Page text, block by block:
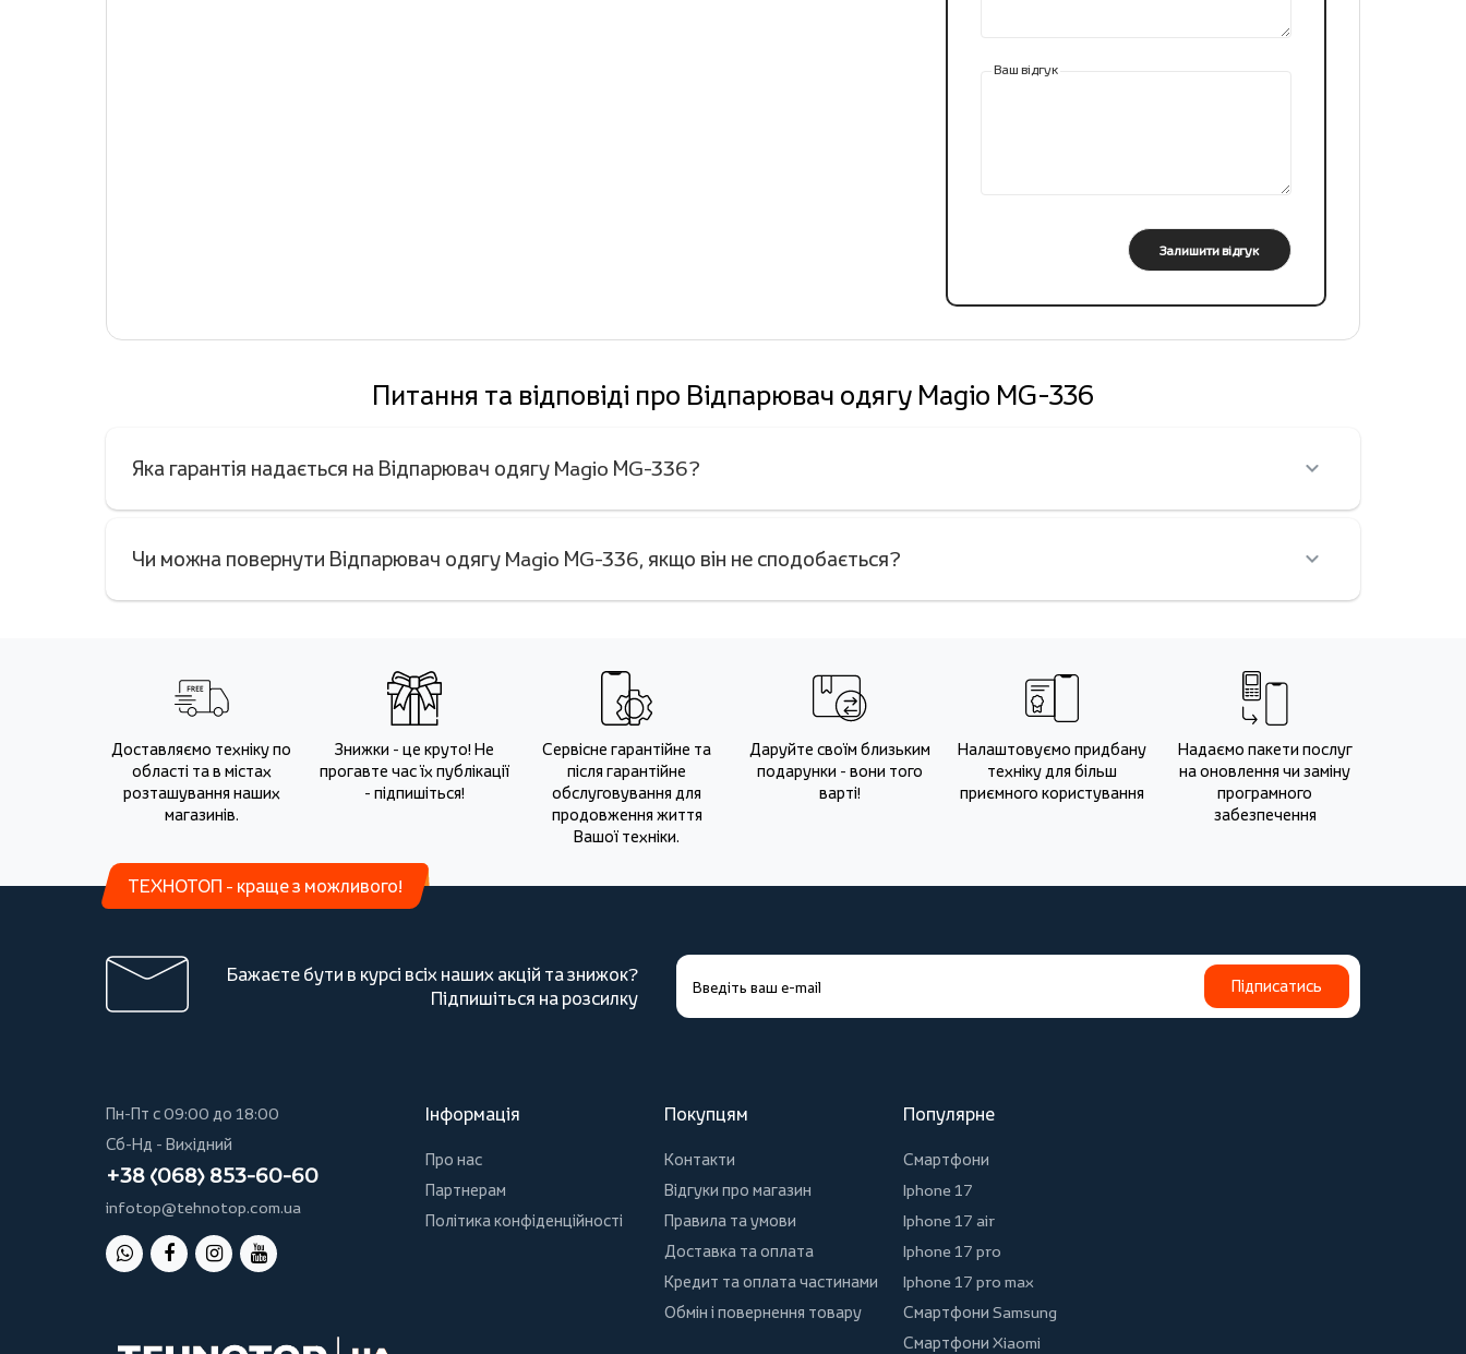
Ваш відгук
Залишити відгук
Питання та відповіді про Відпарювач одягу Magio МG-336
Яка гарантія надається на Відпарювач одягу Magio МG-336?
Чи можна повернути Відпарювач одягу Magio МG-336, якщо він не сподобається?
Доставляємо техніку по
області та в містах
розташування наших
магазинів.
Знижки - це круто! Не
прогавте час їх публікації
- підпишіться!
Сервісне гарантійне та
після гарантійне
обслуговування для
продовження життя
Вашої техніки.
Даруйте своїм близьким
подарунки - вони того
варті!
Налаштовуємо придбану
техніку для більш
приємного користування
Надаємо пакети послуг
на оновлення чи заміну
програмного
забезпечення
ТЕХНОТОП - краще з можливого!
Бажаєте бути в курсі всіх наших акцій та знижок?
Підпишіться на розсилку
Підписатись
Пн-Пт с 09:00 до 18:00
Сб-Нд - Вихідний
+38 (068) 853-60-60
infotop@tehnotop.com.ua
Інформація
Про нас
Партнерам
Політика конфіденційності
Покупцям
Контакти
Відгуки про магазин
Правила та умови
Доставка та оплата
Кредит та оплата частинами
Обмін і повернення товару
Популярне
Смартфони
Iphone 17
Iphone 17 air
Iphone 17 pro
Iphone 17 pro max
Смартфони Samsung
Смартфони Xiaomi